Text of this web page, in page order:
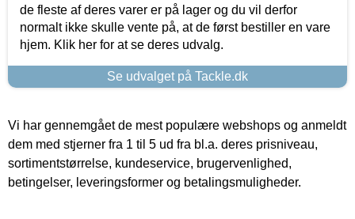
de fleste af deres varer er på lager og du vil derfor
normalt ikke skulle vente på, at de først bestiller en vare
hjem. Klik her for at se deres udvalg.
Se udvalget på Tackle.dk
Vi har gennemgået de mest populære webshops og anmeldt
dem med stjerner fra 1 til 5 ud fra bl.a. deres prisniveau,
sortimentstørrelse, kundeservice, brugervenlighed,
betingelser, leveringsformer og betalingsmuligheder.